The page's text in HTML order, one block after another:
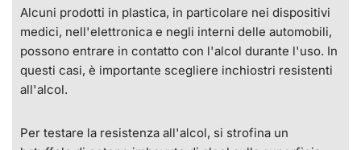
Alcuni prodotti in plastica, in particolare nei dispositivi
medici, nell'elettronica e negli interni delle automobili,
possono entrare in contatto con l'alcol durante l'uso. In
questi casi, è importante scegliere inchiostri resistenti
all'alcol.
Per testare la resistenza all'alcol, si strofina un